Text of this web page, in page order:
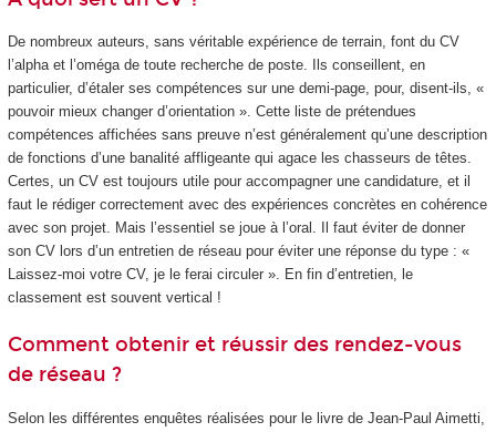
De nombreux auteurs, sans véritable expérience de terrain, font du CV
l’alpha et l’oméga de toute recherche de poste. Ils conseillent, en
particulier, d’étaler ses compétences sur une demi-page, pour, disent-ils, «
pouvoir mieux changer d’orientation ». Cette liste de prétendues
compétences affichées sans preuve n’est généralement qu’une description
de fonctions d’une banalité affligeante qui agace les chasseurs de têtes.
Certes, un CV est toujours utile pour accompagner une candidature, et il
faut le rédiger correctement avec des expériences concrètes en cohérence
avec son projet. Mais l’essentiel se joue à l’oral. Il faut éviter de donner
son CV lors d’un entretien de réseau pour éviter une réponse du type : «
Laissez-moi votre CV, je le ferai circuler ». En fin d’entretien, le
classement est souvent vertical !
Comment obtenir et réussir des rendez-vous
de réseau ?
Selon les différentes enquêtes réalisées pour le livre de Jean-Paul Aimetti,